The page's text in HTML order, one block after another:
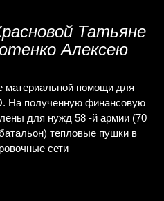
Татьяне
Алексею
материальной помощи для
На полученную финансовую
для нужд 58 -й армии (70
тепловые пушки в
сети